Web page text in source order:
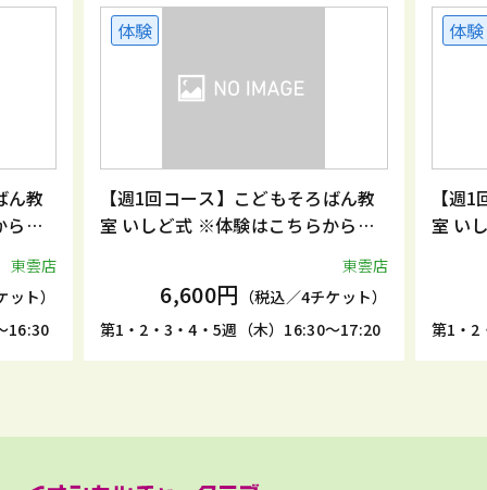
ん教
らお
東雲店
ト）
16:30
体験
【週1回コース】こどもそろばん教
室 いしど式 ※体験はこちらからお
東雲店
6,600円 （税込／4チケット）
第1・2・3・4・5週（木）16:30～17:20
体験
【週
室 い
第1・2